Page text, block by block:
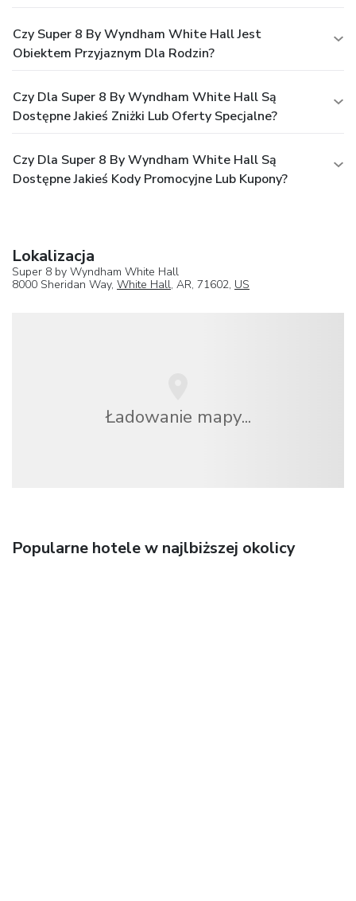
Czy Super 8 By Wyndham White Hall Jest
Obiektem Przyjaznym Dla Rodzin?
Czy Dla Super 8 By Wyndham White Hall Są
Dostępne Jakieś Zniżki Lub Oferty Specjalne?
Czy Dla Super 8 By Wyndham White Hall Są
Dostępne Jakieś Kody Promocyjne Lub Kupony?
Lokalizacja
Super 8 by Wyndham White Hall
8000 Sheridan Way, White Hall, AR, 71602, US
Ładowanie mapy...
Popularne hotele w najlbiższej okolicy